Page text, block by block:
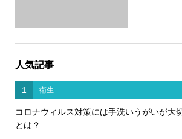
人気記事
1 衛生
コロナウィルス対策には手洗いうがいが大
とは？